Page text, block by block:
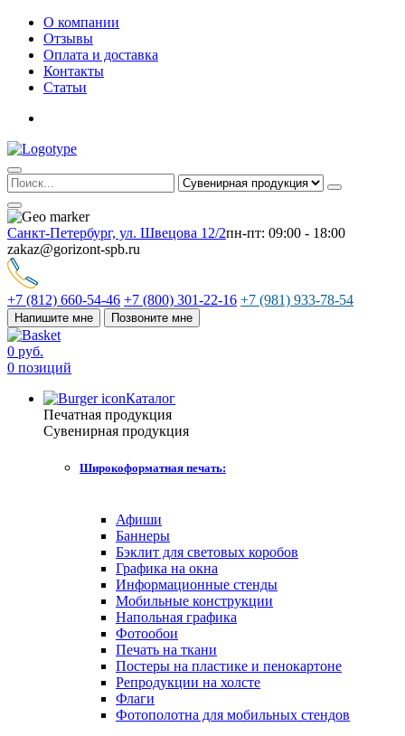
О компании
Отзывы
Оплата и доставка
Контакты
Статьи
Санкт-Петербург, ул. Швецова 12/2пн-пт: 09:00 - 18:00
zakaz@gorizont-spb.ru
+7 (812) 660-54-46 +7 (800) 301-22-16 +7 (981) 933-78-54
Напишите мне Позвоните мне
0 руб.
0 позиций
Каталог
Печатная продукция
Сувенирная продукция
Широкоформатная печать:
Афиши
Баннеры
Бэклит для световых коробов
Графика на окна
Информационные стенды
Мобильные конструкции
Напольная графика
Фотообои
Печать на ткани
Постеры на пластике и пенокартоне
Репродукции на холсте
Флаги
Фотополотна для мобильных стендов